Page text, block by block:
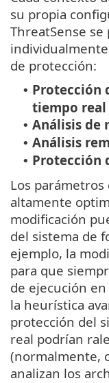
su propia
ThreatSense
de protección:
• Protección
tiempo real
• Análisis de
• Análisis
• Protección
Los parámetros
altamente
modificación
del sistema de
ejemplo, la
para que
de ejecución
la heurística
protección del
real podrían
(normalmente,
analizan los